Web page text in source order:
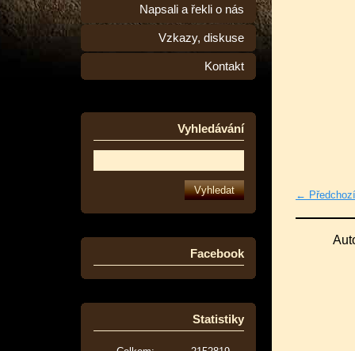
Napsali a řekli o nás
Vzkazy, diskuse
Kontakt
Vyhledávání
Facebook
Statistiky
← Předchozí